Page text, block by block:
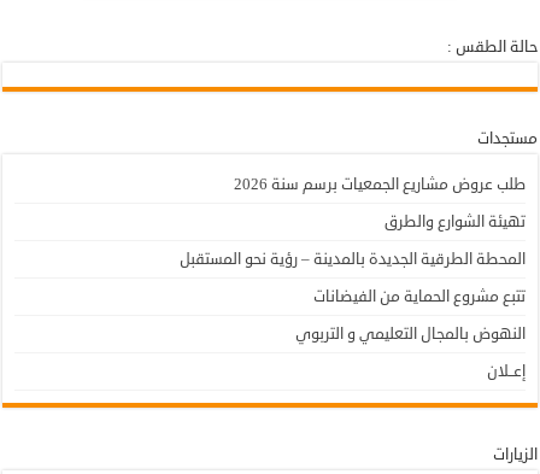
حالة الطقس :
أولاد تايمة - حالة الطقس
مستجدات
طلب عروض مشاريع الجمعيات برسم سنة 2026
تهيئة الشوارع والطرق
المحطة الطرقية الجديدة بالمدينة – رؤية نحو المستقبل
تتبع مشروع الحماية من الفيضانات
النهوض بالمجال التعليمي و التربوي
إعــلان
الزيارات